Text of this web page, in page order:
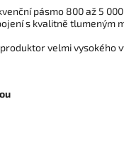
pásmo 800 až 5 000
s kvalitně tlumeným
velmi vysokého